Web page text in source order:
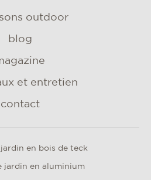
outdoor
blog
et entretien
contact
en bois de teck
jardin en aluminium